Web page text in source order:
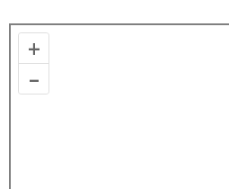
+
–